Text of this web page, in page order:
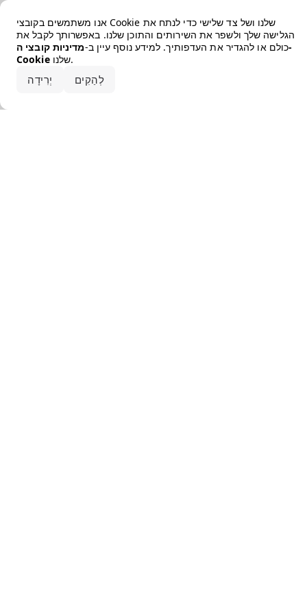
אנו משתמשים בקובצי Cookie שלנו ושל צד שלישי כדי לנתח את
הגלישה שלך ולשפר את השירותים והתוכן שלנו. באפשרותך לקבל את
כולם או להגדיר את העדפותיך. למידע נוסף עיין ב-מדיניות קובצי ה-
Cookie
שלנו.
יְרִידָה לְהַקִים
Error loading the brand